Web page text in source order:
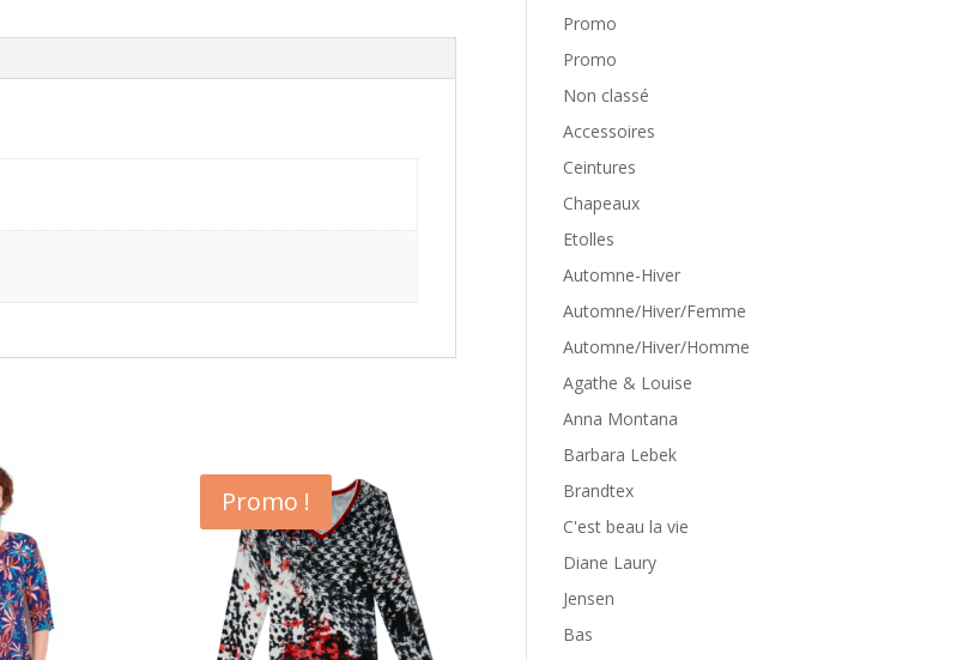
Promo !
Promo
Promo
Non classé
Accessoires
Ceintures
Chapeaux
Etolles
Automne-Hiver
Automne/Hiver/Femme
Automne/Hiver/Homme
Agathe & Louise
Anna Montana
Barbara Lebek
Brandtex
C'est beau la vie
Diane Laury
Jensen
Bas